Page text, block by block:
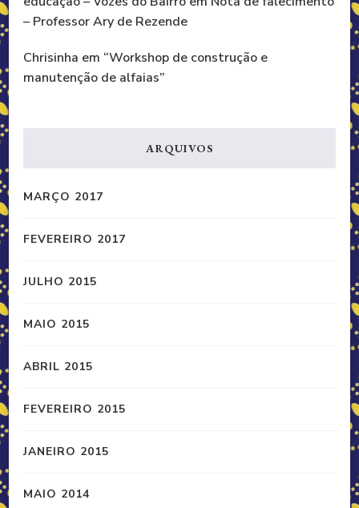
– Professor Ary de Rezende
Chrisinha em “Workshop de construção e
manutenção de alfaias”
ARQUIVOS
MARÇO 2017
FEVEREIRO 2017
JULHO 2015
MAIO 2015
ABRIL 2015
FEVEREIRO 2015
JANEIRO 2015
MAIO 2014